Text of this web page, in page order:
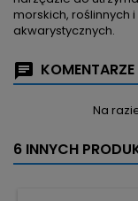
morskich, roślinnych
akwarystycznych.
Na
6 INNYCH